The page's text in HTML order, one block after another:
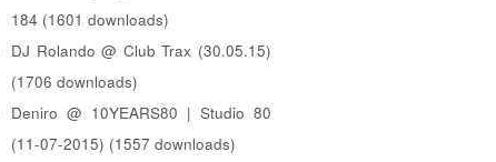
184 (1601 downloads)
DJ Rolando @ Club Trax (30.05.15)
(1706 downloads)
Deniro @ 10YEARS80 | Studio 80
(11-07-2015) (1557 downloads)